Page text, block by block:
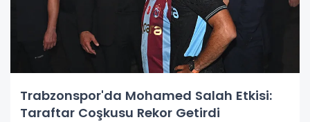
Trabzonspor'da Mohamed Salah Etkisi:
Taraftar Coşkusu Rekor Getirdi